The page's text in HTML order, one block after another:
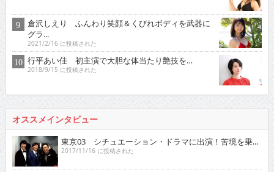
倉沢しえり ふんわり笑顔＆くびれボディを武器に
グラ...
2021/2/16 に投稿された
行平あい佳 初主演で大胆な体当たり艶技を…
2018/9/15 に投稿された
オススメインタビュー
東京03 シチュエーション・ドラマに出演！苦境を乗...
2017/11/16 に投稿された